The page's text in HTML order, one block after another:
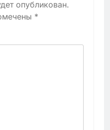
опубликован.
*